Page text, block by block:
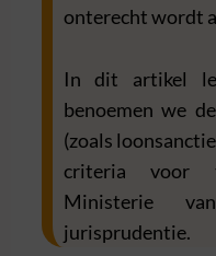
onterecht wordt
In dit artikel
benoemen we
(zoals
criteria voor
Ministerie
jurisprudentie.